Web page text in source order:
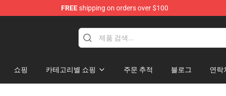
FREEshipping on orders over $100
Battlefront Merchandise Store
쇼핑 카테고리별 쇼핑 주문 추적 블로그 연락